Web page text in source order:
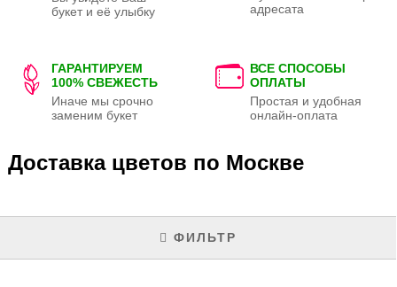
букет и её улыбку
адресата
ГАРАНТИРУЕМ
100% СВЕЖЕСТЬ
Иначе мы срочно
заменим букет
ВСЕ СПОСОБЫ
ОПЛАТЫ
Простая и удобная
онлайн-оплата
Доставка цветов по Москве
ФИЛЬТР